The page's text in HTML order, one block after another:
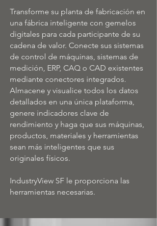
Transforme su planta de fabricación en
una fábrica inteligente con gemelos
digitales para cada participante de su
cadena de valor. Conecte sus sistemas
de control de máquinas, sistemas de
medición, ERP, CAQ o CAD existentes
mediante conectores integrados.
Almacene y visualice todos los datos
detallados en una única plataforma,
genere indicadores clave de
rendimiento y haga que sus máquinas,
productos, materiales y herramientas
sean más inteligentes que sus
originales físicos.
IndustryView SF le proporciona las
herramientas necesarias.